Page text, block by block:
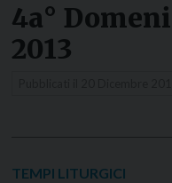
Risorse
Media
4a°
2013
TEMPI LITURGICI